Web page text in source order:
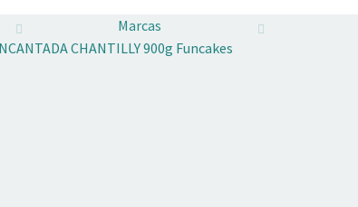
Marcas
CHANTILLY 900g Funcakes